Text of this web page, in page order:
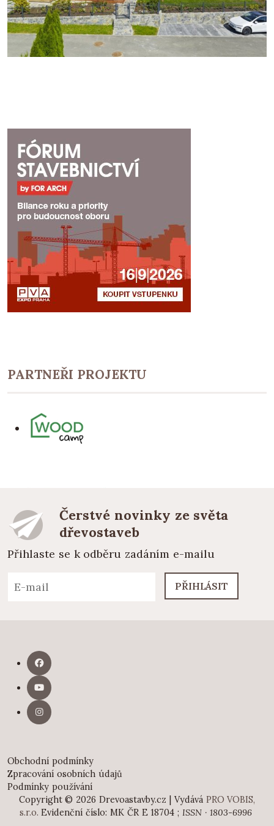
PARTNEŘI PROJEKTU
Čerstvé novinky ze světa
dřevostaveb
Přihlaste se k odběru zadáním e-mailu
PŘIHLÁSIT
Obchodní podmínky
Zpracování osobních údajů
Podmínky používání
Copyright © 2026 Drevoastavby.cz | Vydává PRO VOBIS,
s.r.o. Evidenční číslo: MK ČR E 18704 ; ISSN · 1803-6996